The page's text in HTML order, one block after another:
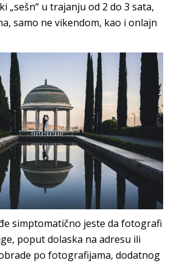
„sešn“ u trajanju od 2 do 3 sata,
samo ne vikendom, kao i onlajn
simptomatično jeste da fotografi
poput dolaska na adresu ili
po fotografijama, dodatnog